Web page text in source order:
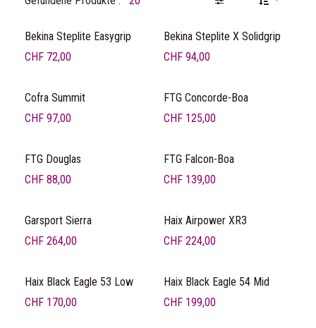
Bekina Steplite Easygrip
CHF 72,00
Bekina Steplite X Solidgrip
CHF 94,00
Cofra Summit
CHF 97,00
FTG Concorde-Boa
CHF 125,00
FTG Douglas
CHF 88,00
FTG Falcon-Boa
CHF 139,00
Garsport Sierra
CHF 264,00
Haix Airpower XR3
CHF 224,00
Haix Black Eagle 53 Low
CHF 170,00
Haix Black Eagle 54 Mid
CHF 199,00